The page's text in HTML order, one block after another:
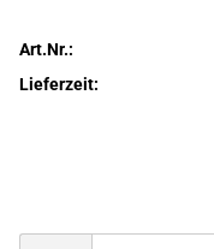
Art.Nr.:
Lieferzeit: